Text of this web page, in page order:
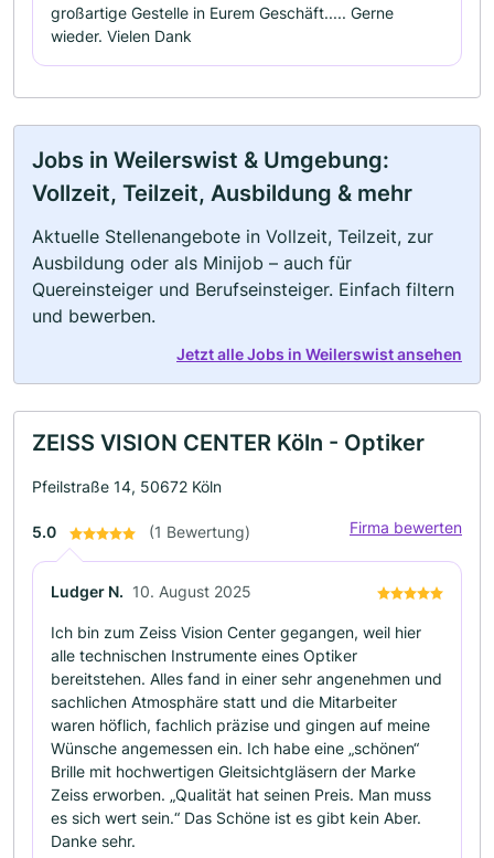
großartige Gestelle in Eurem Geschäft..... Gerne
wieder. Vielen Dank
Jobs in Weilerswist & Umgebung:
Vollzeit, Teilzeit, Ausbildung & mehr
Aktuelle Stellenangebote in Vollzeit, Teilzeit, zur
Ausbildung oder als Minijob – auch für
Quereinsteiger und Berufseinsteiger. Einfach filtern
und bewerben.
Jetzt alle Jobs in Weilerswist ansehen
ZEISS VISION CENTER Köln - Optiker
Pfeilstraße 14, 50672 Köln
5.0 (1 Bewertung) Firma bewerten
Ludger N. 10. August 2025
Ich bin zum Zeiss Vision Center gegangen, weil hier
alle technischen Instrumente eines Optiker
bereitstehen. Alles fand in einer sehr angenehmen und
sachlichen Atmosphäre statt und die Mitarbeiter
waren höflich, fachlich präzise und gingen auf meine
Wünsche angemessen ein. Ich habe eine „schönen“
Brille mit hochwertigen Gleitsichtgläsern der Marke
Zeiss erworben. „Qualität hat seinen Preis. Man muss
es sich wert sein.“ Das Schöne ist es gibt kein Aber.
Danke sehr.